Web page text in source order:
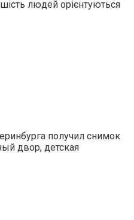
людей орієнтуються
получил снимок
двор, детская